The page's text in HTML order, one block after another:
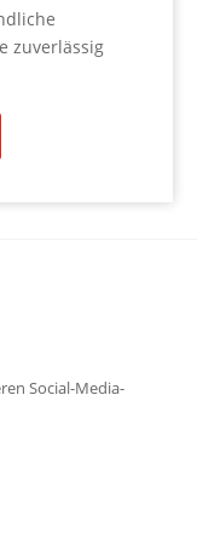
zuverlässig
Social-Media-